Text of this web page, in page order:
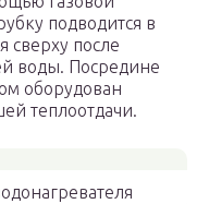
подводится в
сверху после
воды. Посредине
оборудован
теплоотдачи.